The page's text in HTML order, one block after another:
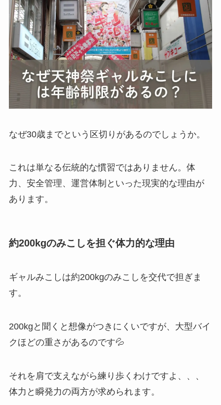
なぜ30歳までという区切りがあるのでしょうか。
これは単なる伝統的な慣習ではありません。体
力、安全管理、運営体制といった現実的な理由が
あります。
約200kgのみこしを担ぐ体力的な理由
ギャルみこしは約200kgのみこしを交代で担ぎま
す。
200kgと聞くと想像がつきにくいですが、大型バイ
クほどの重さがあるのです💦
それを肩で支えながら練り歩くわけですよ、、、
体力と瞬発力の両方が求められます。